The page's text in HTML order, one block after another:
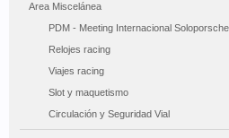
Area Miscelánea
PDM - Meeting Internacional Soloporsche
Relojes racing
Viajes racing
Slot y maquetismo
Circulación y Seguridad Vial